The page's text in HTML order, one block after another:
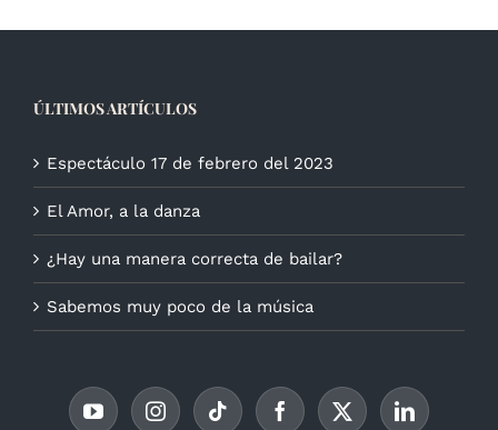
ÚLTIMOS ARTÍCULOS
Espectáculo 17 de febrero del 2023
El Amor, a la danza
¿Hay una manera correcta de bailar?
Sabemos muy poco de la música